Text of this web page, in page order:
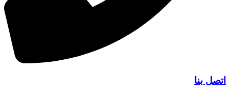
اتصل بنا